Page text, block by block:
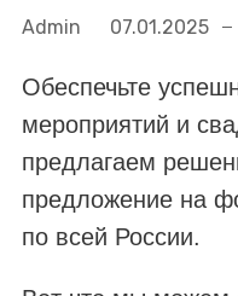
Admin 07.01.2025
Обеспечьте
мероприятий и
предлагаем
предложение на
по всей России.